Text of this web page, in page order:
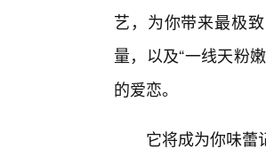
艺，为你带来最极
量，以及“一线天粉
的爱恋。
它将成为你味蕾